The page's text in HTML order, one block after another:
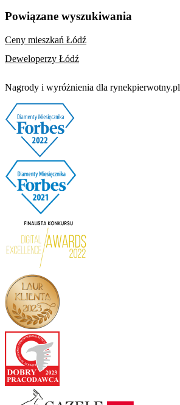
Powiązane wyszukiwania
Ceny mieszkań Łódź
Deweloperzy Łódź
Nagrody i wyróżnienia dla rynekpierwotny.pl